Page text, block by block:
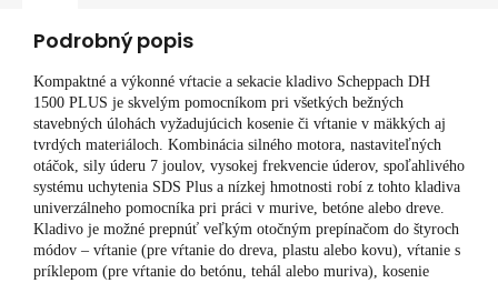
Podrobný popis
Kompaktné a výkonné vŕtacie a sekacie kladivo Scheppach DH
1500 PLUS je skvelým pomocníkom pri všetkých bežných
stavebných úlohách vyžadujúcich kosenie či vŕtanie v mäkkých aj
tvrdých materiáloch. Kombinácia silného motora, nastaviteľných
otáčok, sily úderu 7 joulov, vysokej frekvencie úderov, spoľahlivého
systému uchytenia SDS Plus a nízkej hmotnosti robí z tohto kladiva
univerzálneho pomocníka pri práci v murive, betóne alebo dreve.
Kladivo je možné prepnúť veľkým otočným prepínačom do štyroch
módov – vŕtanie (pre vŕtanie do dreva, plastu alebo kovu), vŕtanie s
príklepom (pre vŕtanie do betónu, tehál alebo muriva), kosenie